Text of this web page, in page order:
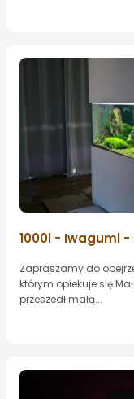
1000l - Iwagumi -
Zapraszamy do
którym opiekuje się
przeszedł małą...